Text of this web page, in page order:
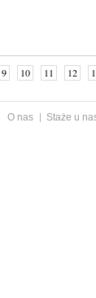
9 10 11 12
O nas Staże u